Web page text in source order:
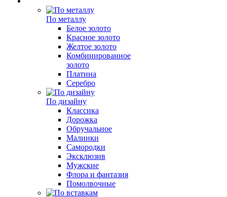
По металлу
Белое золото
Красное золото
Желтое золото
Комбинированное
золото
Платина
Серебро
По дизайну
Классика
Дорожка
Обручальное
Малинки
Самородки
Эксклюзив
Мужские
Флора и фантазия
Помолвочные